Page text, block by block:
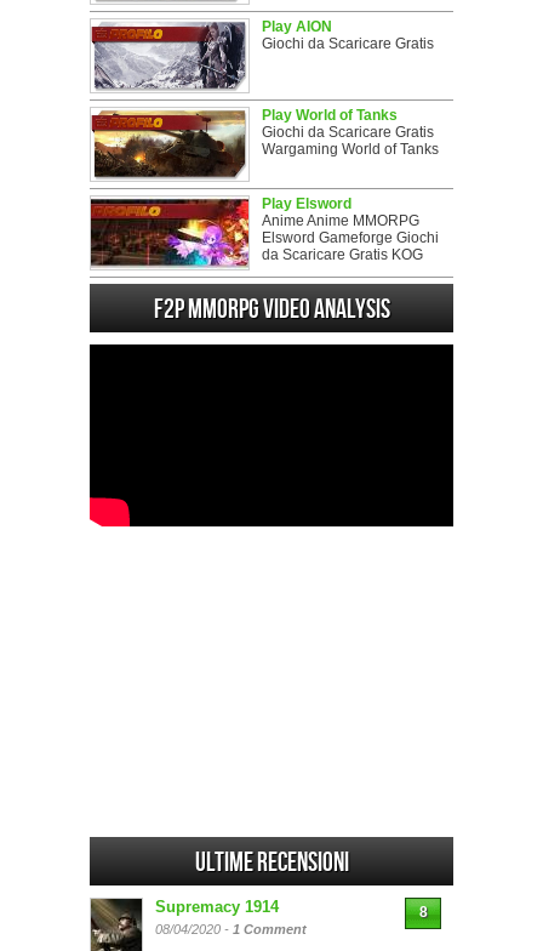
Play AION
Giochi da Scaricare Gratis
Play World of Tanks
Giochi da Scaricare Gratis
Wargaming World of Tanks
Play Elsword
Anime Anime MMORPG
Elsword Gameforge Giochi
da Scaricare Gratis KOG
F2P MMORPG Video analysis
Ultime Recensioni
Supremacy 1914
08/04/2020 - 1 Comment
8